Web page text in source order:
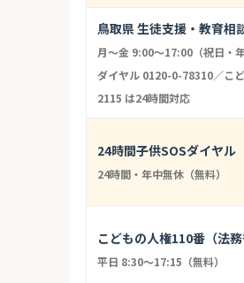
鳥取県 生徒支援・教育相
月〜金 9:00〜17:00（祝日・
ダイヤル 0120-0-78310／こ
2115 は24時間対応
24時間子供SOSダイヤル
24時間・年中無休（無料）
こどもの人権110番（法務
平日 8:30〜17:15（無料）